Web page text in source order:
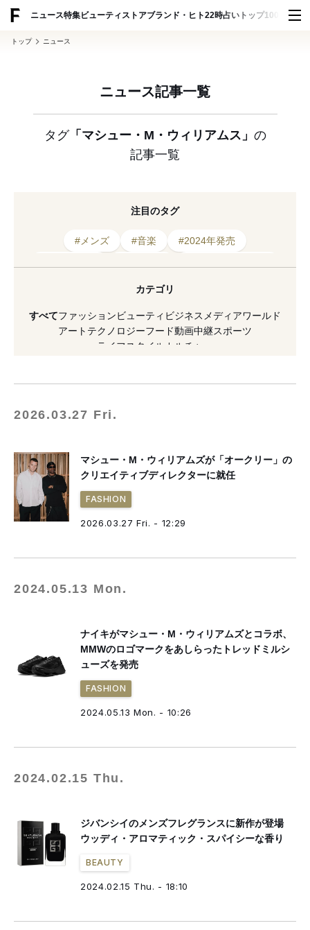
ニュース特集ビューティ ストアブランド・ヒト22時占い トップ100 スナッ
トップ ニュース
ニュース記事一覧
タグ「マシュー・M・ウィリアムス」 の
記事一覧
注目のタグ
#メンズ #音楽
#2024年発売
#クリエイティブディレクター
#シンガーソングライター
カテゴリ
すべてファッションビューティ ビジネス メディアワールド
アート テクノロジーフード動画中継スポーツ
ライフスタイル
カルチャー
2026.03.27 Fri.
マシュー・M・ウィリアムズが「オークリー」の
クリエイティブディレクターに就任
FASHION
2026.03.27 Fri. - 12:29
2024.05.13 Mon.
ナイキがマシュー・M・ウィリアムズとコラボ、
MMWのロゴマークをあしらったトレッドミルシ
ューズを発売
FASHION
2024.05.13 Mon. - 10:26
2024.02.15 Thu.
ジバンシイのメンズフレグランスに新作が登場
ウッディ・アロマティック・スパイシーな香り
BEAUTY
2024.02.15 Thu. - 18:10